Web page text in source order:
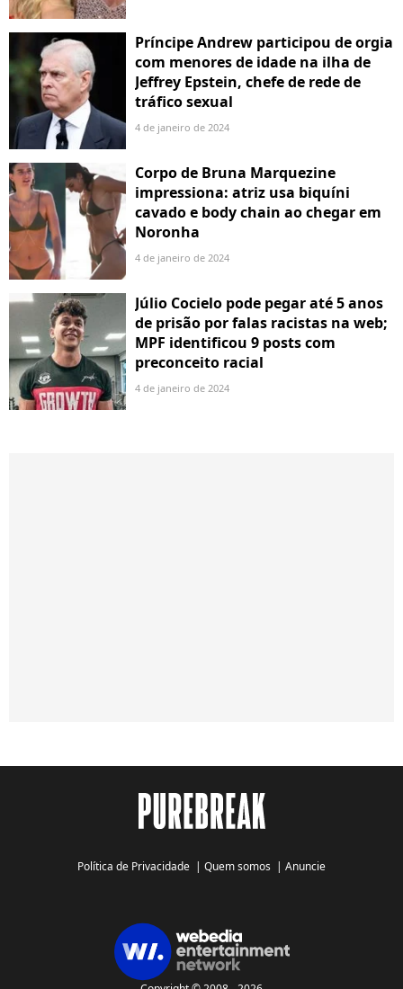
Príncipe Andrew participou de orgia
com menores de idade na ilha de
Jeffrey Epstein, chefe de rede de
tráfico sexual
4 de janeiro de 2024
Corpo de Bruna Marquezine
impressiona: atriz usa biquíni
cavado e body chain ao chegar em
Noronha
4 de janeiro de 2024
Júlio Cocielo pode pegar até 5 anos
de prisão por falas racistas na web;
MPF identificou 9 posts com
preconceito racial
4 de janeiro de 2024
Política de Privacidade | Quem somos | Anuncie